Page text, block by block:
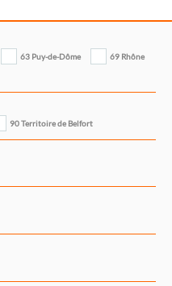
63 Puy-de-Dôme
69 Rhône
90 Territoire de Belfort